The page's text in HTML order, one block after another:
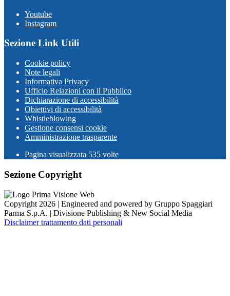
Youtube
Instagram
Sezione Link Utili
Cookie policy
Note legali
Informativa Privacy
Ufficio Relazioni con il Pubblico
Dichiarazione di accessibilità
Obiettivi di accessibilità
Whistleblowing
Gestione consensi cookie
Amministrazione trasparente
Pagina visualizzata 535 volte
Sezione Copyright
Copyright 2026 | Engineered and powered by Gruppo Spaggiari
Parma S.p.A. | Divisione Publishing & New Social Media
Disclaimer trattamento dati personali